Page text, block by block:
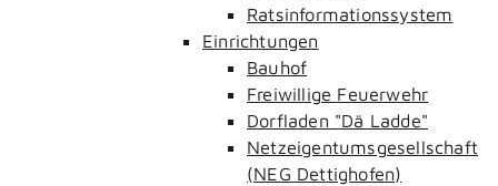
Ratsinformationssystem
Einrichtungen
Bauhof
Freiwillige Feuerwehr
Dorfladen "Dä Ladde"
Netzeigentumsgesellschaft
(NEG Dettighofen)